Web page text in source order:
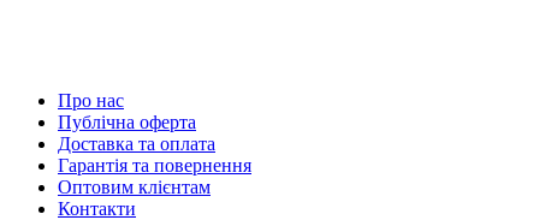
Про нас
Публічна оферта
Доставка та оплата
Гарантія та повернення
Оптовим клієнтам
Контакти